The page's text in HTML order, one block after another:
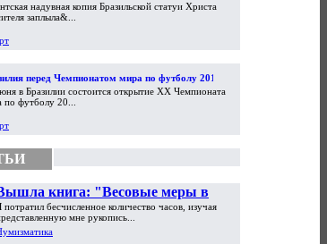
надувная копия Бразильской статуи Христа
заплыла&...
перед Чемпионатом мира по футболу 2014
в Бразилии состоится открытие XX Чемпионата
по футболу 20...
книга: "Весовые меры в
практике Античности и
потратил бесчисленное количество часов, изучая
мне рукопись...